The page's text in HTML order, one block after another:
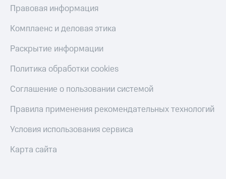
Правовая информация
Комплаенс и деловая этика
Раскрытие информации
Политика обработки cookies
Соглашение о пользовании системой
Правила применения рекомендательных технологий
Условия использования сервиса
Карта сайта